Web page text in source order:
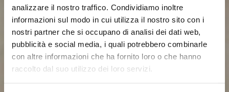
analizzare il nostro traffico. Condividiamo inoltre
informazioni sul modo in cui utilizza il nostro sito con i
nostri partner che si occupano di analisi dei dati web,
pubblicità e social media, i quali potrebbero combinarle
con altre informazioni che ha fornito loro o che hanno
raccolto dal suo utilizzo dei loro servizi.